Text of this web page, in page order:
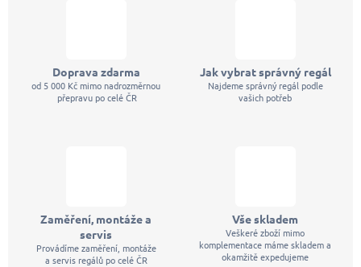
Doprava zdarma
od 5 000 Kč mimo nadrozměrnou
přepravu po celé ČR
Jak vybrat správný regál
Najdeme správný regál podle
vašich potřeb
Zaměření, montáže a
servis
Provádíme zaměření, montáže
a servis regálů po celé ČR
Vše skladem
Veškeré zboží mimo
komplementace máme skladem a
okamžitě expedujeme